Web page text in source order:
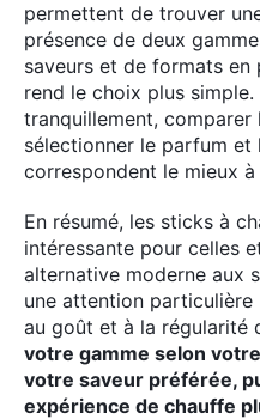
permettent de trouver
présence de deux
saveurs et de formats
rend le choix plus
tranquillement, comparer
sélectionner le parfum
correspondent le mieux à
En résumé, les sticks à
intéressante pour celles
alternative moderne aux
une attention
au goût et à la régularité
votre gamme selon
votre saveur préférée,
expérience de chauffe